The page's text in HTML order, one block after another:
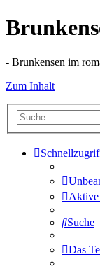
- Brunkensen im
Zum Inhalt
Aktive
Suche
Das